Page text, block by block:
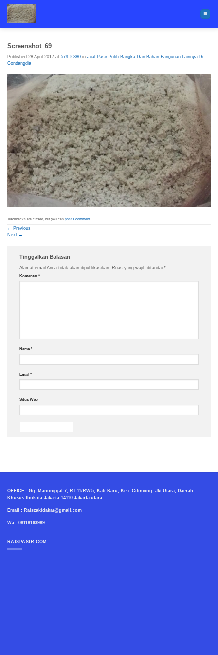
content
Screenshot_69
Published 28 April 2017 at 579 × 380 in Jual Pasir Putih Bangka Dan Bahan Bangunan Lainnya Di
Gondangdia
Trackbacks are closed, but you can post a comment
← Previous
Next →
Tinggalkan Balasan
Alamat email Anda tidak akan dipublikasikan. Ruas yang wajib ditandai *
Komentar *
Nama *
Email *
Situs Web
OFFICE : Gg. Manunggal 7, RT.11/RW.5, Kali Baru, Kec. Cilincing, Jkt Utara, Daerah
Khusus Ibukota Jakarta 14110 Jakarta utara
Email : Raiszakidakar@gmail.com
Wa : 08118168989
RAISPASIR.COM